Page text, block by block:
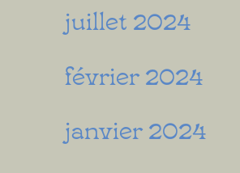
juillet 2024
février 2024
janvier 2024